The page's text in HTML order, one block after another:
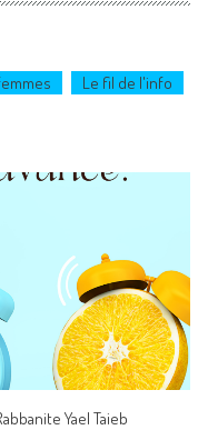
Le fil de l'info
Yael Taieb